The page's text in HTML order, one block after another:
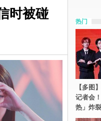
时被碰
热门
【多图
记者会
热」炸